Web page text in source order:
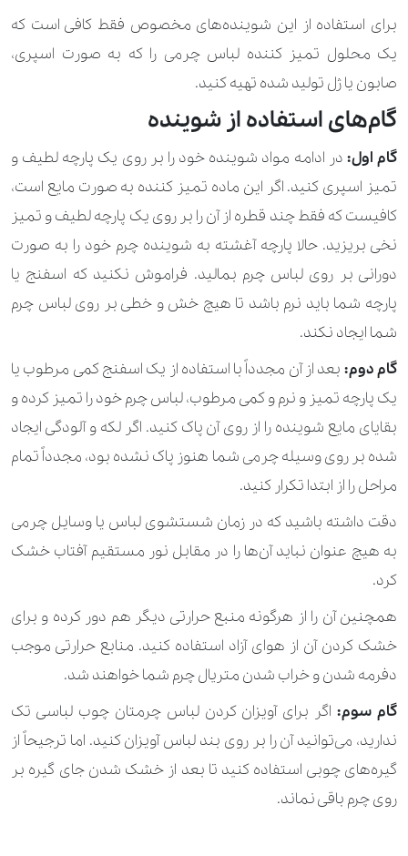
برای استفاده از این شوینده‌های مخصوص فقط کافی است که
یک محلول تمیز کننده لباس چرمی را که به صورت اسپری،
صابون یا ژل تولید شده تهیه کنید.
گام‌های استفاده از شوینده
گام اول: در ادامه مواد شوینده خود را بر روی یک پارچه لطیف و
تمیز اسپری کنید. اگر این ماده تمیز کننده به صورت مایع است،
کافیست که فقط چند قطره از آن را بر روی یک پارچه لطیف و تمیز
نخی بریزید. حالا پارچه آغشته به شوینده چرم خود را به صورت
دورانی بر روی لباس چرم بمالید. فراموش نکنید که اسفنج یا
پارچه شما باید نرم باشد تا هیچ خش و خطی بر روی لباس چرم
شما ایجاد نکند.
گام دوم: بعد از آن مجدداً با استفاده از یک اسفنج کمی مرطوب یا
یک پارچه تمیز و نرم و کمی مرطوب، لباس چرم خود را تمیز کرده و
بقایای مایع شوینده را از روی آن پاک کنید. اگر لکه و آلودگی ایجاد
شده بر روی وسیله چرمی شما هنوز پاک نشده بود، مجدداً تمام
مراحل را از ابتدا تکرار کنید.
دقت داشته باشید که در زمان شستشوی لباس یا وسایل چرمی
به هیچ عنوان نباید آن‌ها را در مقابل نور مستقیم آفتاب خشک
کرد.
همچنین آن را از هرگونه منبع حرارتی دیگر هم دور کرده و برای
خشک کردن آن از هوای آزاد استفاده کنید. منابع حرارتی موجب
دفرمه شدن و خراب شدن متریال چرم شما خواهند شد.
گام سوم:اگر برای آویزان کردن لباس چرمتان چوب لباسی تک
ندارید، می‌توانید آن را بر روی بند لباس آویزان کنید. اما ترجیحاً از
گیره‌های چوبی استفاده کنید تا بعد از خشک شدن جای گیره بر
روی چرم باقی نماند.